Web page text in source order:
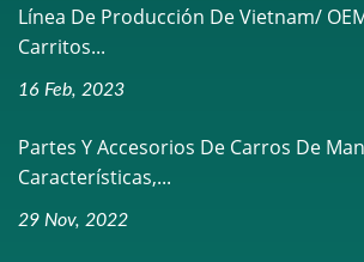
Línea De Producción De Vietnam/
Carritos...
16 Feb, 2023
Partes Y Accesorios De Carros De
Características,...
29 Nov, 2022